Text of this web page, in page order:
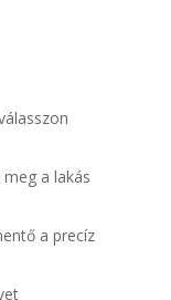
a lakás
a precíz